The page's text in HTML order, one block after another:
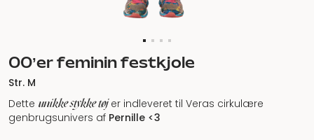
00’er feminin festkjole
Str. M
Dette unikke stykke tøjer indleveret til Veras cirkulære
genbrugsunivers af Pernille <3